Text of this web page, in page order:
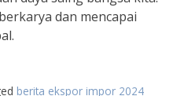
dan mencapai
berita ekspor impor 2024